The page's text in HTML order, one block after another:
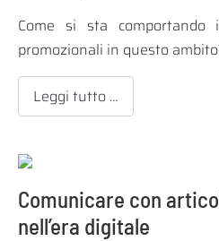
Come si sta
promozionali in questo
Leggi tutto …
Comunicare con
nell’era digitale